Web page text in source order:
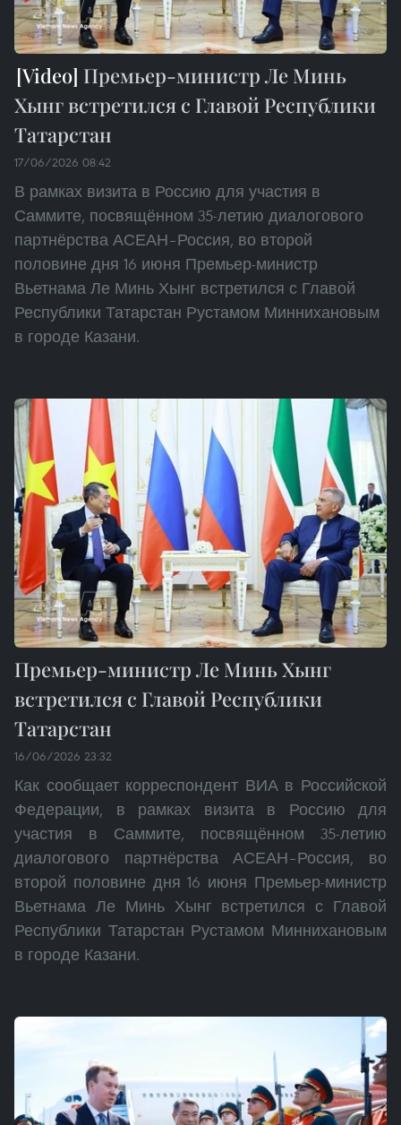
Премьер-министр Ле Минь
Хынг встретился с Главой Республики
Татарстан
17/06/2026 08:42
В рамках визита в Россию для участия в
Саммите, посвящённом 35-летию диалогового
партнёрства АСЕАН–Россия, во второй
половине дня 16 июня Премьер-министр
Вьетнама Ле Минь Хынг встретился с Главой
Республики Татарстан Рустамом Миннихановым
в городе Казани.
Премьер-министр Ле Минь Хынг
встретился с Главой Республики
Татарстан
16/06/2026 23:32
Как сообщает корреспондент ВИА в Российской
Федерации, в рамках визита в Россию для
участия в Саммите, посвящённом 35-летию
диалогового партнёрства АСЕАН–Россия, во
второй половине дня 16 июня Премьер-министр
Вьетнама Ле Минь Хынг встретился с Главой
Республики Татарстан Рустамом Миннихановым
в городе Казани.